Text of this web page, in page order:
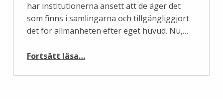
har institutionerna ansett att de äger det
som finns i samlingarna och tillgängliggjort
det för allmänheten efter eget huvud. Nu,…
Fortsätt läsa“Är museerna och arkiven på väg att dö?”
…